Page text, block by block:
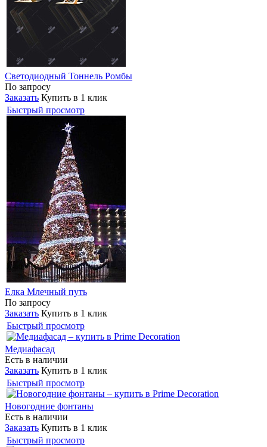
Светодиодный Тоннель Ромбы
По запросу
Заказать Купить в 1 клик
Быстрый просмотр
Елка Млечный путь
По запросу
Заказать Купить в 1 клик
Быстрый просмотр
Медиафасад
Есть в наличии
Заказать Купить в 1 клик
Быстрый просмотр
Новогодние фонтаны
Есть в наличии
Заказать Купить в 1 клик
Быстрый просмотр